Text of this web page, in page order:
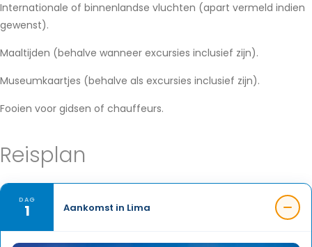
Internationale of binnenlandse vluchten (apart vermeld indien
gewenst).
Maaltijden (behalve wanneer excursies inclusief zijn).
Museumkaartjes (behalve als excursies inclusief zijn).
Fooien voor gidsen of chauffeurs.
Reisplan
DAG
1 Aankomst in Lima